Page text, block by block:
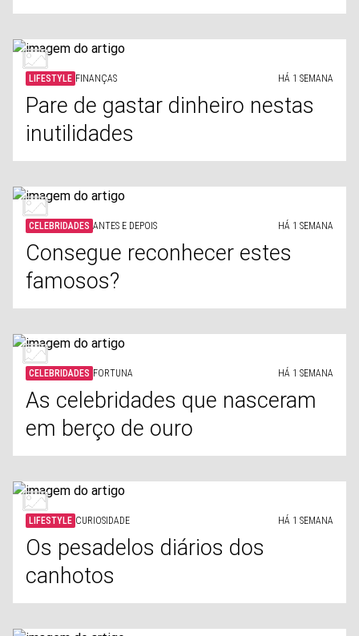
LIFESTYLE FINANÇAS HÁ 1 SEMANA
Pare de gastar dinheiro nestas
inutilidades
CELEBRIDADES ANTES E DEPOIS HÁ 1 SEMANA
Consegue reconhecer estes
famosos?
CELEBRIDADES FORTUNA HÁ 1 SEMANA
As celebridades que nasceram
em berço de ouro
LIFESTYLE CURIOSIDADE HÁ 1 SEMANA
Os pesadelos diários dos
canhotos